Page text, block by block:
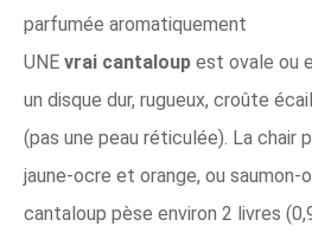
parfumée aromatiquement
UNE vrai cantaloup est ovale ou
un disque dur, rugueux, croûte
(pas une peau réticulée). La chair
jaune-ocre et orange, ou saumon-
cantaloup pèse environ 2 livres